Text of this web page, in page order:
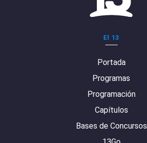
El 13
Portada
Programas
Programación
Capítulos
Bases de Concursos